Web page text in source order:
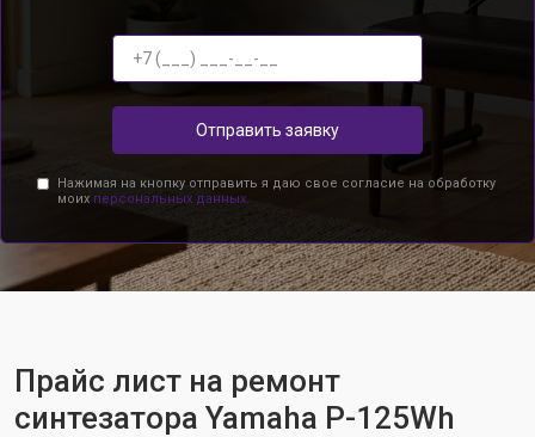
Отправить заявку
Нажимая на кнопку отправить я даю свое согласие на обработку
моих персональных данных.
Прайс лист на ремонт
синтезатора Yamaha P-125Wh